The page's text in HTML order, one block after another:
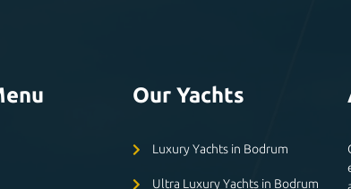
Our Yachts
Luxury Yachts in Bodrum
Ultra Luxury Yachts in Bodrum